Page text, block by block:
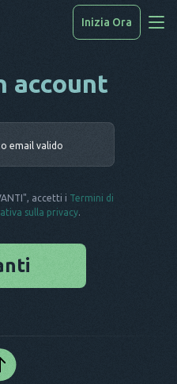
Inizia Ora
account
accetti i Termini di
sulla privacy.